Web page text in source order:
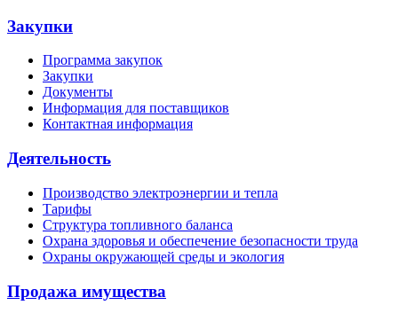
Закупки
Программа закупок
Закупки
Документы
Информация для поставщиков
Контактная информация
Деятельность
Производство электроэнергии и тепла
Тарифы
Структура топливного баланса
Охрана здоровья и обеспечение безопасности труда
Охраны окружающей среды и экология
Продажа имущества